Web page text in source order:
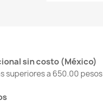
sin costo (México)
superiores a 650.00 pesos